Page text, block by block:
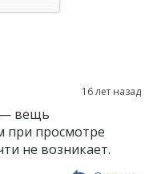
16 лет назад
— вещь
при просмотре
не возникает.